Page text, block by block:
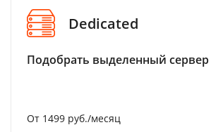
Dedicated
Подобрать выделенный сервер
От 1499 руб./месяц